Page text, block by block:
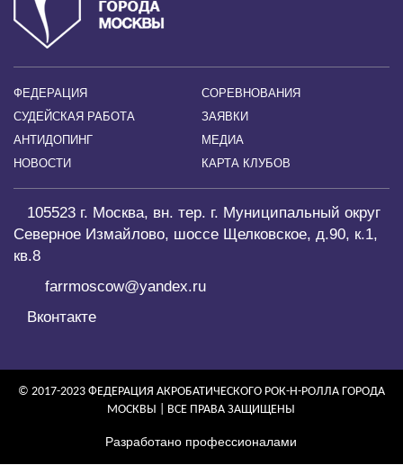
ФЕДЕРАЦИЯ
СОРЕВНОВАНИЯ
СУДЕЙСКАЯ РАБОТА
ЗАЯВКИ
АНТИДОПИНГ
МЕДИА
НОВОСТИ
КАРТА КЛУБОВ
105523 г. Москва, вн. тер. г. Муниципальный округ
Северное Измайлово, шоссе Щелковское, д.90, к.1,
кв.8
farrmoscow@yandex.ru
Вконтакте
© 2017-2023 ФЕДЕРАЦИЯ АКРОБАТИЧЕСКОГО РОК-Н-РОЛЛА ГОРОДА
МОСКВЫ | ВСЕ ПРАВА ЗАЩИЩЕНЫ
Разработано профессионалами